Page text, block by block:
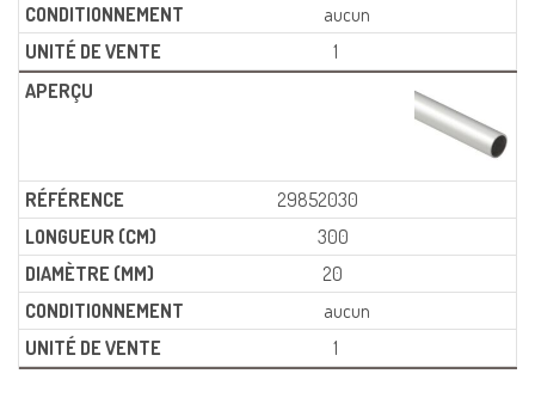
aucun
1
29852030
300
20
aucun
1